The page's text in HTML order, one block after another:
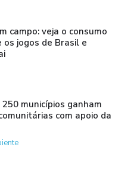
campo: veja o consumo
os jogos de Brasil e
250 municípios ganham
com apoio da